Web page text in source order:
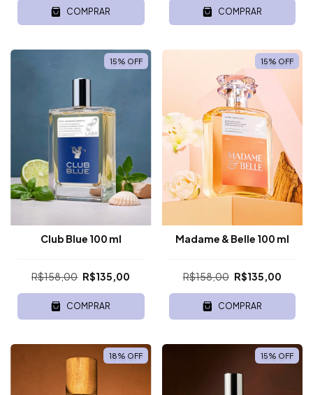
COMPRAR COMPRAR
15% OFF
Club Blue 100 ml
R$158,00 R$135,00
COMPRAR
15% OFF
Madame & Belle 100 ml
R$158,00 R$135,00
COMPRAR
18% OFF 15% OFF